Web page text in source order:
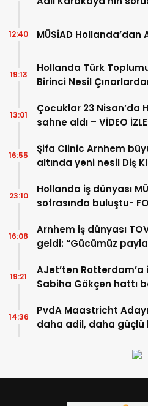
MÜSİAD Hollanda’dan
12:40
Hollanda Türk
Birinci Nesil
19:13
Çocuklar 23 Nisan’da
sahne aldı – VİDEO
13:01
Şifa Clinic Arnhem
altında yeni nesil Diş
16:55
Hollanda iş dünyası
sofrasında buluştu-
23:10
Arnhem iş dünyası
geldi: “Gücümüz
16:08
AJet’ten
Sabiha Gökçen hattı
19:21
PvdA Maastricht
daha adil, daha güçlü
14:36